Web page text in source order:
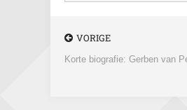
VORIGE
Korte biografie: Gerben van